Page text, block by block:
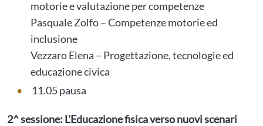
motorie e valutazione per competenze
Pasquale Zolfo – Competenze motorie ed
inclusione
Vezzaro Elena – Progettazione, tecnologie ed
educazione civica
11.05 pausa
2^ sessione: L'Educazione fisica verso nuovi scenari